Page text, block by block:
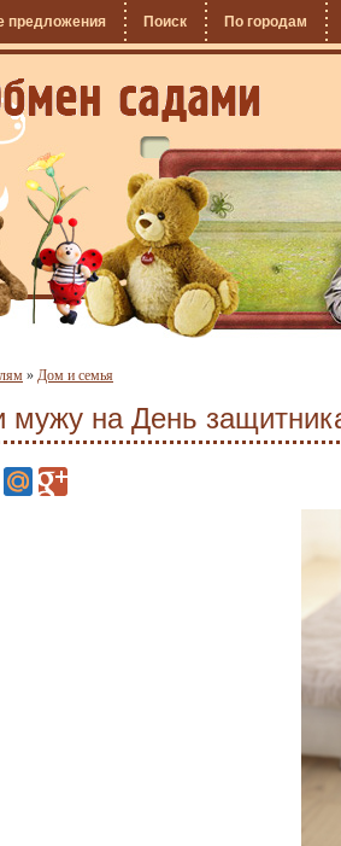
предложения Поиск По городам
» Дом и семья
мужу на День